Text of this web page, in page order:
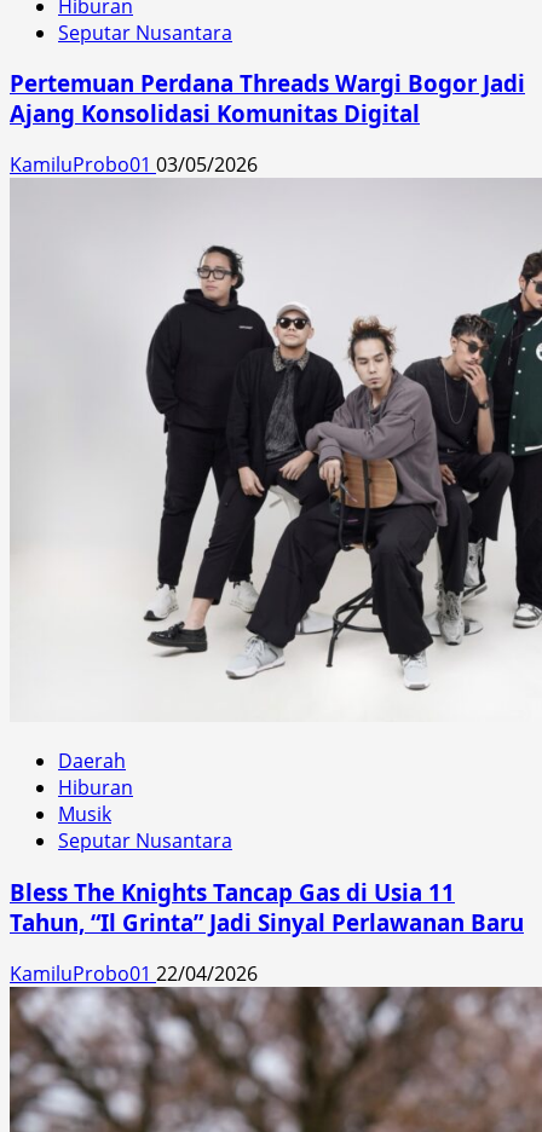
Hiburan
Seputar Nusantara
Pertemuan Perdana Threads Wargi Bogor Jadi
Ajang Konsolidasi Komunitas Digital
KamiluProbo01 03/05/2026
Daerah
Hiburan
Musik
Seputar Nusantara
Bless The Knights Tancap Gas di Usia 11
Tahun, “Il Grinta” Jadi Sinyal Perlawanan Baru
KamiluProbo01 22/04/2026